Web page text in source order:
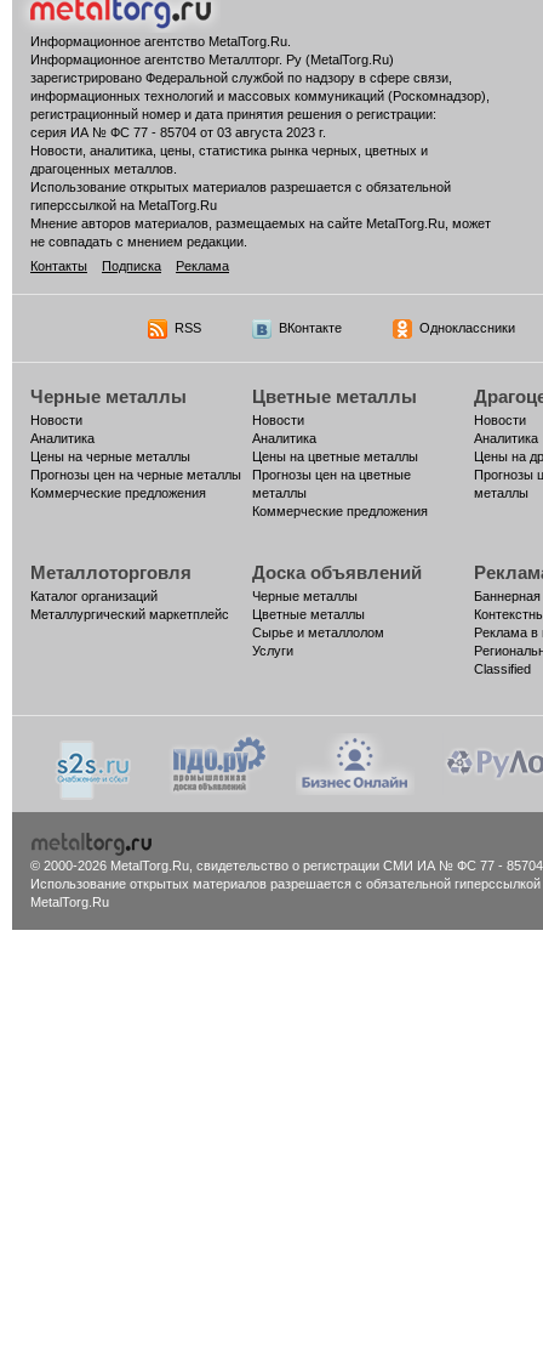
Информационное агентство MetalTorg.Ru
Информационное агентство Металлторг. Ру (MetalTorg.Ru)
зарегистрировано Федеральной службой по надзору в сфере связи,
информационных технологий и массовых коммуникаций (Роскомнадзор),
регистрационный номер и дата принятия решения о регистрации:
серия ИА № ФС 77 - 85704 от 03 августа 2023 г.
Новости, аналитика, цены, статистика рынка черных, цветных и
драгоценных металлов.
Использование открытых материалов разрешается с обязательной
гиперссылкой на MetalTorg.Ru
Мнение авторов материалов, размещаемых на сайте MetalTorg.Ru, может
не совпадать с мнением редакции.
Контакты
Подписка Реклама
RSS ВКонтакте Одноклассники
Черные металлы
Новости
Аналитика
Цены на черные металлы
Прогнозы цен на черные металлы
Коммерческие предложения
Цветные металлы
Новости
Аналитика
Цены на цветные металлы
Прогнозы цен на цветные
металлы
Коммерческие предложения
Новости
Аналитика
Цены на
Прогнозы
металлы
Металлоторговля
Каталог организаций
Металлургический маркетплейс
Доска объявлений
Черные металлы
Цветные металлы
Сырье и металлолом
Услуги
Реклама в
Classified
© 2000-2026 MetalTorg.Ru, cвидетельство о регистрации СМИ ИА № ФС 77 - 85704
Использование открытых материалов разрешается с обязательной гиперссылкой
MetalTorg.Ru